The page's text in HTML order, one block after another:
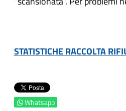
STATISTICHE RACCOLTA
Whatsapp